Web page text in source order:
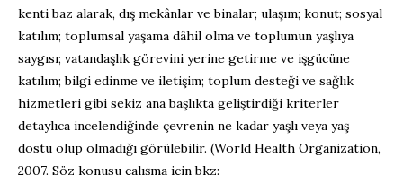
kenti baz alarak, dış mekânlar ve binalar; ulaşım; konut; sosyal
katılım; toplumsal yaşama dâhil olma ve toplumun yaşlıya
saygısı; vatandaşlık görevini yerine getirme ve işgücüne
katılım; bilgi edinme ve iletişim; toplum desteği ve sağlık
hizmetleri gibi sekiz ana başlıkta geliştirdiği kriterler
detaylıca incelendiğinde çevrenin ne kadar yaşlı veya yaş
dostu olup olmadığı görülebilir. (World Health Organization,
2007. Söz konusu çalışma için bkz: